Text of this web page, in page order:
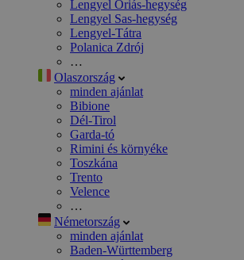
Lengyel Óriás-hegység
Lengyel Sas-hegység
Lengyel-Tátra
Polanica Zdrój
…
Olaszország
minden ajánlat
Bibione
Dél-Tirol
Garda-tó
Rimini és környéke
Toszkána
Trento
Velence
…
Németország
minden ajánlat
Baden-Württemberg